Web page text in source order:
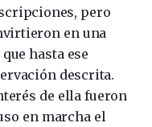
pero
en una
hasta ese
descrita.
de ella fueron
en marcha el